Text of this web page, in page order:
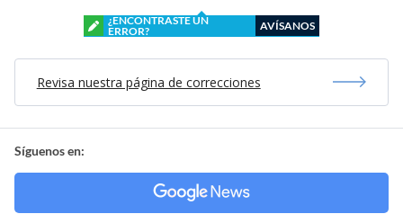
¿ENCONTRASTE UN
ERROR?
AVÍSANOS
Revisa nuestra página de correcciones
Síguenos en: